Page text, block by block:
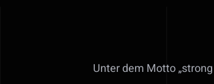
Unter dem Motto